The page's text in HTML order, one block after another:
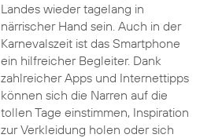
Landes wieder tagelang in
närrischer Hand sein. Auch in der
Karnevalszeit ist das Smartphone
ein hilfreicher Begleiter. Dank
zahlreicher Apps und Internettipps
können sich die Narren auf die
tollen Tage einstimmen, Inspiration
zur Verkleidung holen oder sich